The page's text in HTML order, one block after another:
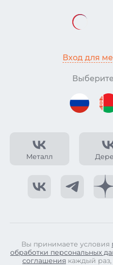
Металл
Вход для
Вы принимаете условия
обработки персональных
соглашения каждый раз,